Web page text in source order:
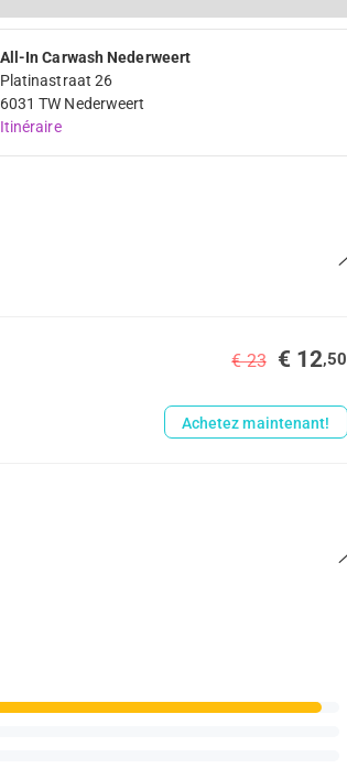
All-In Carwash Nederweert
Platinastraat 26
6031 TW Nederweert
Itinéraire
€ 23 € 12,50
Achetez maintenant!